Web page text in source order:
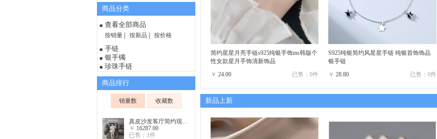
商品分类
查看全部商品
按销量 按新品 按价格
手链
银手镯
珍珠手链
商品排行
销量数 收藏数
真皮沙发客厅简约现代意式轻奢头层牛皮电动功能沙发家具
￥ 16287.00
已售：1件
简约星星月亮手链s925纯银手饰ins韩版个
性女款星月手饰清新饰品
￥ 24.00 已售：0件
S925纯银简约风星星手链 纯银首饰饰品
银手链
￥ 28.80 已售：0件
新品上新